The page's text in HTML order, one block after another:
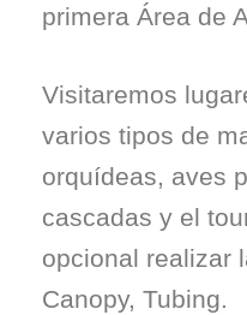
primera Área de
Visitaremos
varios tipos de
orquídeas, aves
cascadas y el
opcional realizar
Canopy, Tubing.